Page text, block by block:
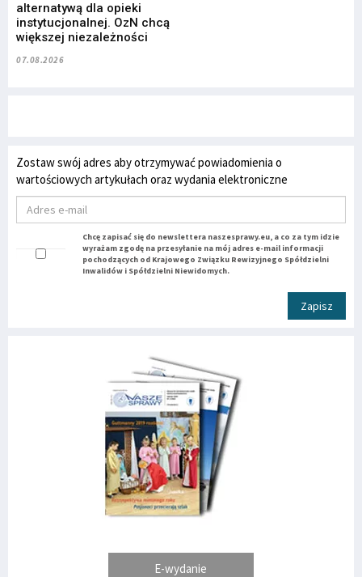
alternatywą dla opieki
instytucjonalnej. OzN chcą
większej niezależności
07.08.2026
Zostaw swój adres aby otrzymywać powiadomienia o
wartościowych artykułach oraz wydania elektroniczne
Chcę zapisać się do newslettera naszesprawy.eu, a co za tym idzie
wyrażam zgodę na przesyłanie na mój adres e-mail informacji
pochodzących od Krajowego Związku Rewizyjnego Spółdzielni
Inwalidów i Spółdzielni Niewidomych.
Zapisz
E-wydanie